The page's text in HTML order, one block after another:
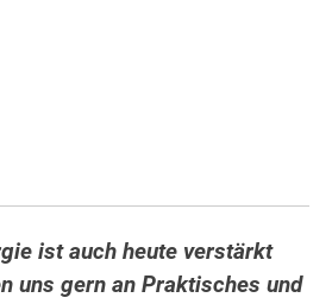
ist auch heute verstärkt
uns gern an Praktisches und